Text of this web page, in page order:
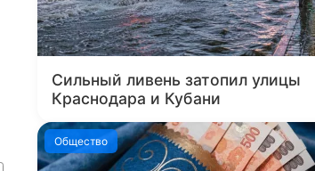
Сильный ливень затопил улицы
Краснодара и Кубани
Общество